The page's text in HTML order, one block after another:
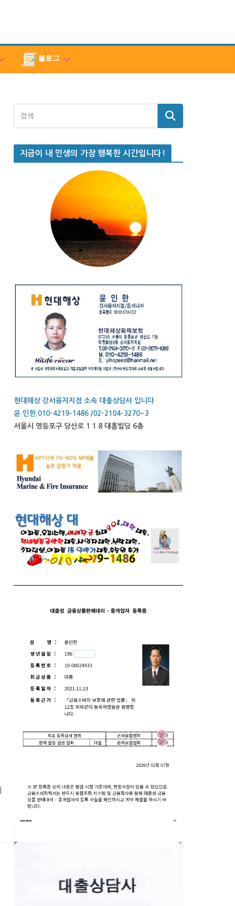
블로그
지금이 내 인생의 가장 행복한 시간입니다!
현대해상 강서융자지점 소속 대출상담사 입니다
윤 인한.010-4219-1486 /02-2104-3270~3
서울시 영등포구 당산로 1 1 8 대흥빌딩 6층